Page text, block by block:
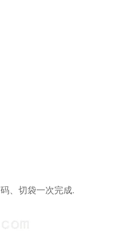
、切袋一次完成.